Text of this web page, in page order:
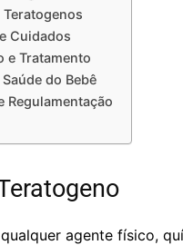
Cuidados
e Tratamento
do Bebê
Regulamentação
agente físico,